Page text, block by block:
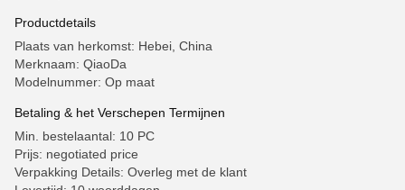
Productdetails
Plaats van herkomst: Hebei, China
Merknaam: QiaoDa
Modelnummer: Op maat
Betaling & het Verschepen Termijnen
Min. bestelaantal: 10 PC
Prijs: negotiated price
Verpakking Details: Overleg met de klant